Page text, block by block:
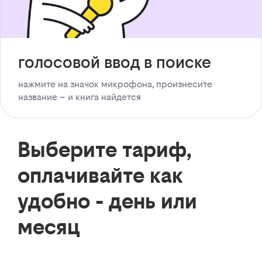
голосовой ввод в поиске
нажмите на значок микрофона, произнесите
название – и книга найдется
Выберите тариф,
оплачивайте как
удобно - день или
месяц